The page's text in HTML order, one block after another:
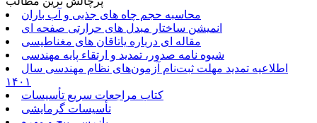
محاسبه حجم چاه های جذبی و آب باران
انمیشن ساختار مبدل های حرارتی صفحه ای
مقاله ای درباره یاتاقان های مغناطیسی
شیوه نامه صدور، تمدید و ارتقاء پایه مهندسی
اطلاعیه تمدید مهلت ثبت‌نام آزمون‌های نظام مهندسی سال
۱۴۰۱
کتاب مراجعات سریع تأسیسات
تأسیسات گرمایشی